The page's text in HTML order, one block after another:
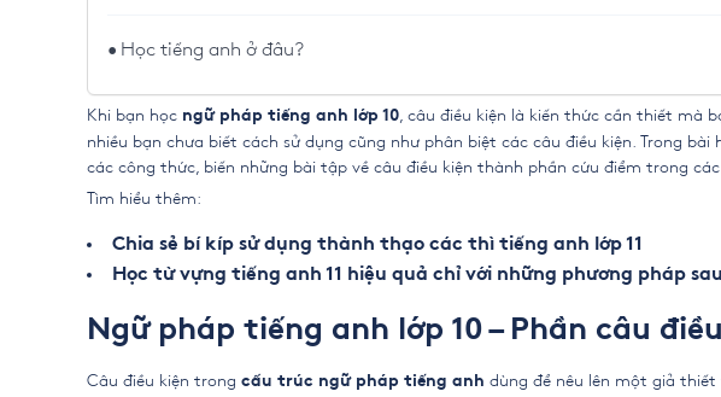
Học tiếng anh ở đâu?
Khi bạn học ngữ pháp tiếng anh lớp 10 , câu điều kiện là kiến thức cần thiết mà
nhiều bạn chưa biết cách sử dụng cũng như phân biệt các câu điều kiện. Trong
các công thức, biến những bài tập về câu điều kiện thành phần cứu điểm trong
Tìm hiểu thêm:
Chia sẻ bí kíp sử dụng thành thạo các thì tiếng anh lớp 11
Học từ vựng tiếng anh 11 hiệu quả chỉ với những phương pháp sau
Ngữ pháp tiếng anh lớp 10 – Phần câu
Câu điều kiện trong cấu trúc ngữ pháp tiếng anh dùng để nêu lên một giả thiết